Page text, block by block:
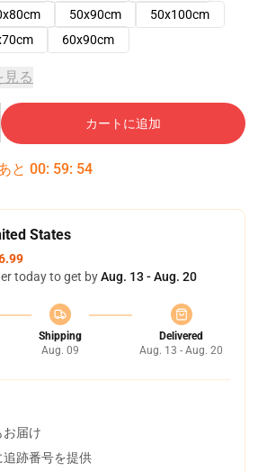
50x90cm
50x100cm
60x90cm
見る
カートに追加
と 00: 59: 54
States
today to get byAug. 13 - Aug. 20
Shipping
Aug. 09
Delivered
Aug. 13 - Aug. 20
お届け
跡番号を提供